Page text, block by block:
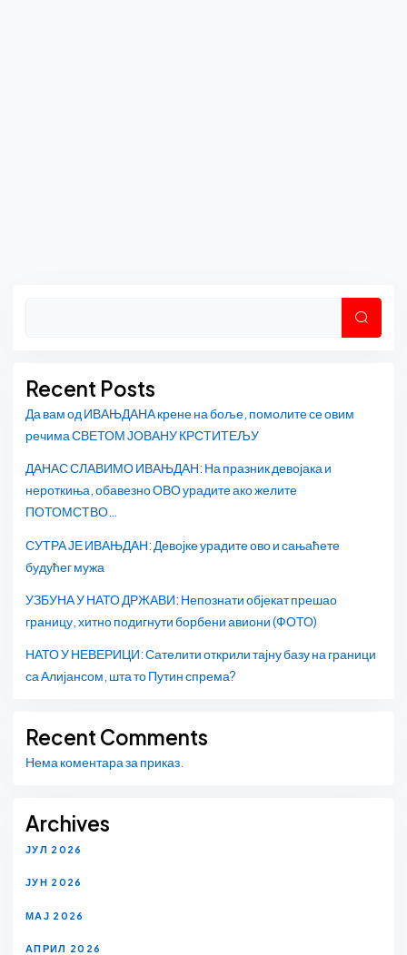
Recent Posts
Да вам од ИВАЊДАНА крене на боље, помолите се овим
речима СВЕТОМ ЈОВАНУ КРСТИТЕЉУ
ДАНАС СЛАВИМО ИВАЊДАН: На празник девојака и
нероткиња, обавезно ОВО урадите ако желите
ПОТОМСТВО…
СУТРА ЈЕ ИВАЊДАН: Девојке урадите ово и сањаћете
будућег мужа
УЗБУНА У НАТО ДРЖАВИ: Непознати објекат прешао
границу, хитно подигнути борбени авиони (ФОТО)
НАТО У НЕВЕРИЦИ: Сателити открили тајну базу на граници
са Алијансом, шта то Путин спрема?
Recent Comments
Нема коментара за приказ.
Archives
ЈУЛ 2026
ЈУН 2026
МАЈ 2026
АПРИЛ 2026